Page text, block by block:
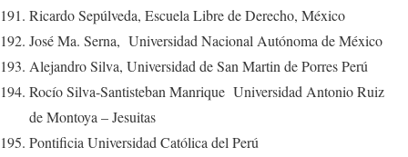
Ricardo Sepúlveda, Escuela Libre de Derecho, México
José Ma. Serna, Universidad Nacional Autónoma de México
Alejandro Silva, Universidad de San Martin de Porres Perú
Rocío Silva-Santisteban Manrique Universidad Antonio Ruiz
de Montoya – Jesuitas
Pontificia Universidad Católica del Perú